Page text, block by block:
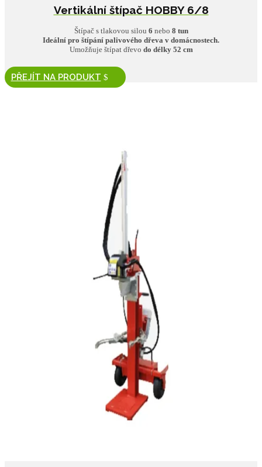
Vertikální štípač HOBBY 6/8
Štípač s tlakovou silou 6 nebo 8 tun
Ideální pro štípání palivového dřeva v domácnostech.
Umožňuje štípat dřevo do délky 52 cm
PŘEJÍT NA PRODUKT